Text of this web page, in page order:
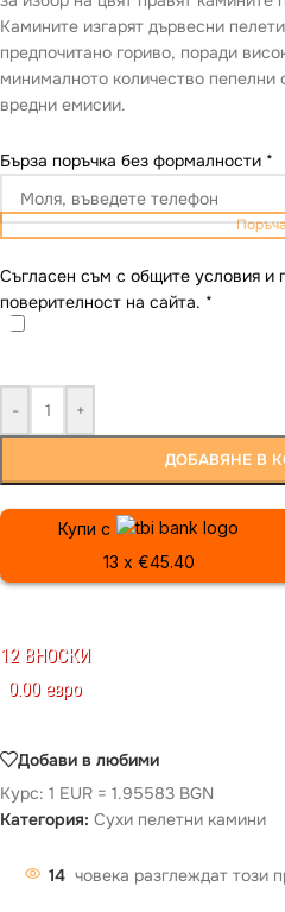
Камините изгарят дървесни
предпочитано гориво, поради
минималното количество пепелни
вредни емисии.
Бърза поръчка без формалности *
Съгласен съм с общите условия и
поверителност на сайта. *
- +
ДОБАВЯНЕ В
Купи с
13 x €45.40
12 ВНОСКИ
0.00 евро
Добави в любими
Курс: 1 EUR = 1.95583 BGN
Категория: Сухи пелетни камини
14 човека разглеждат този